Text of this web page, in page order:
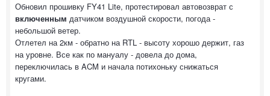
Обновил прошивку FY41 Lite, протестировал автовозврат с
включенным датчиком воздушной скорости, погода -
небольшой ветер.
Отлетел на 2км - обратно на RTL - высоту хорошо держит, газ
на уровне. Все как по мануалу - довела до дома,
переключилась в ACM и начала потихоньку снижаться
кругами.